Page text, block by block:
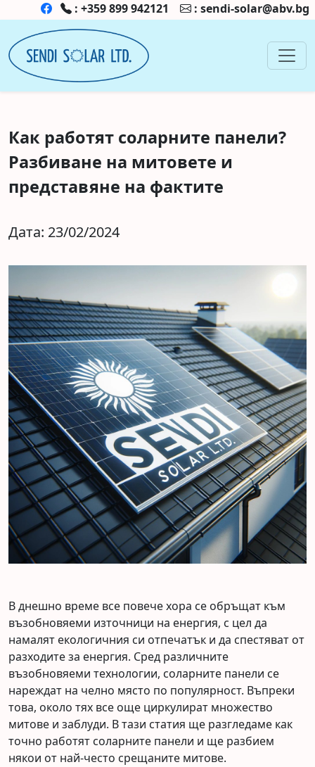
: +359 899 942121 : sendi-solar@abv.bg
Как работят соларните панели?
Разбиване на митовете и
представяне на фактите
Дата: 23/02/2024
В днешно време все повече хора се обръщат към
възобновяеми източници на енергия, с цел да
намалят екологичния си отпечатък и да спестяват от
разходите за енергия. Сред различните
възобновяеми технологии, соларните панели се
нареждат на челно място по популярност. Въпреки
това, около тях все още циркулират множество
митове и заблуди. В тази статия ще разгледаме как
точно работят соларните панели и ще разбием
някои от най-често срещаните митове.